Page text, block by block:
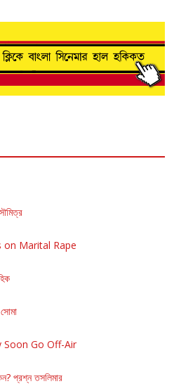
Marital Rape
Soon Go Off-Air
প্রশ্ন তসলিমার